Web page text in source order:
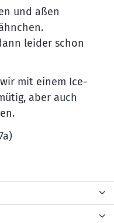
und aßen
leider schon
mit einem Ice-
aber auch